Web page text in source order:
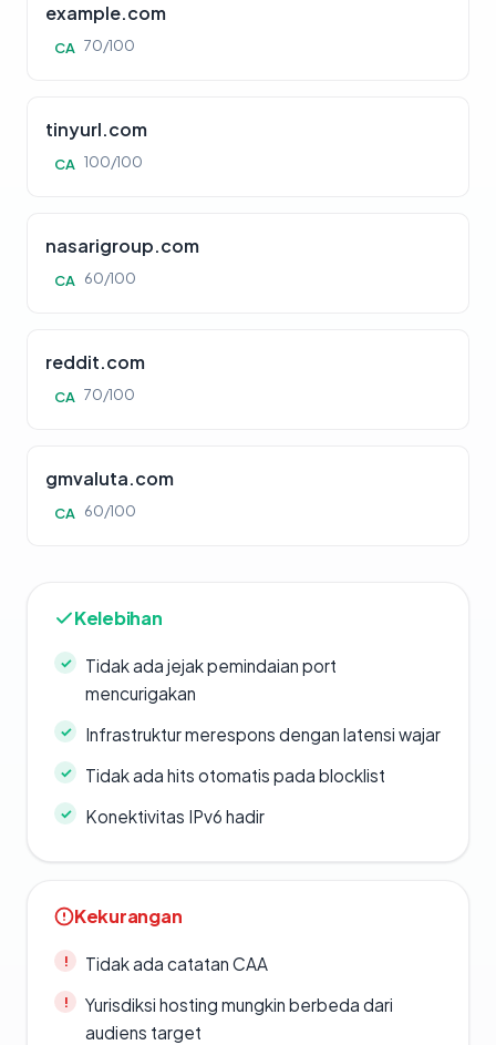
example.com
CA 70/100
tinyurl.com
CA 100/100
nasarigroup.com
CA 60/100
reddit.com
CA 70/100
gmvaluta.com
CA 60/100
Kelebihan
Tidak ada jejak pemindaian port
mencurigakan
Infrastruktur merespons dengan latensi wajar
Tidak ada hits otomatis pada blocklist
Konektivitas IPv6 hadir
Kekurangan
Tidak ada catatan CAA
Yurisdiksi hosting mungkin berbeda dari
audiens target